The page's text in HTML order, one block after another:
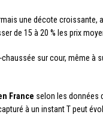
une décote croissante,
de 15 à 20 % les prix
sur cour, même à
France selon les données
à un instant T peut